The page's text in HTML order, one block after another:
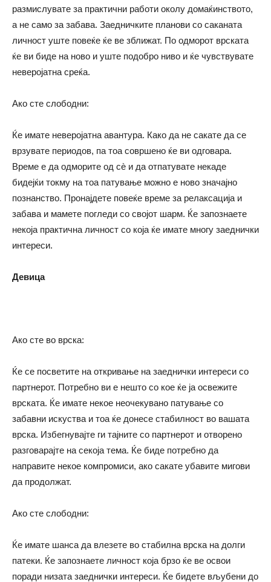
размислувате за практични работи околу домаќинството,
а не само за забава. Заедничките планови со саканата
личност уште повеќе ќе ве зближат. По одморот врската
ќе ви биде на ново и уште подобро ниво и ќе чувствувате
неверојатна среќа.
Ако сте слободни:
Ќе имате неверојатна авантура. Како да не сакате да се
врзувате периодов, па тоа совршено ќе ви одговара.
Време е да одморите од сè и да отпатувате некаде
бидејќи токму на тоа патување можно е ново значајно
познанство. Пронајдете повеќе време за релаксација и
забава и мамете погледи со својот шарм. Ќе запознаете
некоја практична личност со која ќе имате многу заеднички
интереси.
Девица
Ако сте во врска:
Ќе се посветите на откривање на заеднички интереси со
партнерот. Потребно ви е нешто со кое ќе ја освежите
врската. Ќе имате некое неочекувано патување со
забавни искуства и тоа ќе донесе стабилност во вашата
врска. Избегнувајте ги тајните со партнерот и отворено
разговарајте на секоја тема. Ќе биде потребно да
направите некое компромиси, ако сакате убавите мигови
да продолжат.
Ако сте слободни:
Ќе имате шанса да влезете во стабилна врска на долги
патеки. Ќе запознаете личност која брзо ќе ве освои
поради низата заеднички интереси. Ќе бидете вљубени до